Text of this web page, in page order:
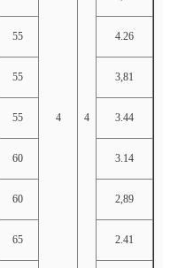
4 4
55 4.26
55 3,81
55 3.44
60 3.14
60 2,89
65 2.41